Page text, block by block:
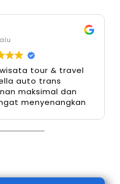
Jemput Terdekat
menjadi
dapat memesan
dari lokasi
Soekarno–Hatta,
wisata di wilayah
waktu dan
tour & travel
auto trans
maksimal dan
menyenangkan